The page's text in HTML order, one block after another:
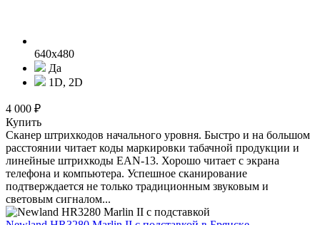
640х480
Да
1D, 2D
4 000 ₽
Купить
Сканер штрихкодов начального уровня. Быстро и на большом
расстоянии читает коды маркировки табачной продукции и
линейные штрихкоды EAN-13. Хорошо читает с экрана
телефона и компьютера. Успешное сканирование
подтверждается не только традиционным звуковым и
световым сигналом...